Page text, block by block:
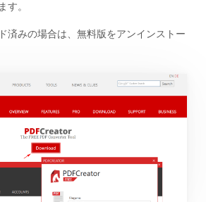
す。
済みの場合は、無料版をアンインストー